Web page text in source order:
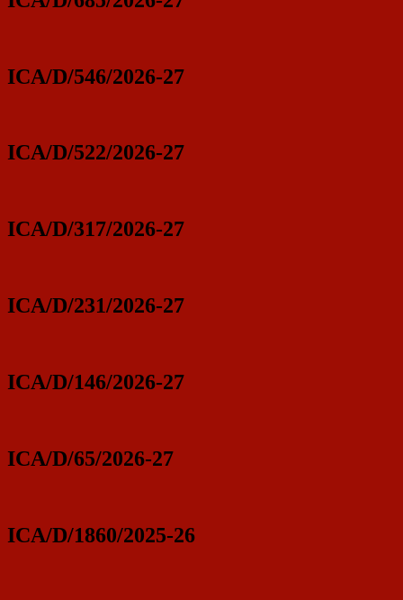
ICA/D/546/2026-27
ICA/D/522/2026-27
ICA/D/317/2026-27
ICA/D/231/2026-27
ICA/D/146/2026-27
ICA/D/65/2026-27
ICA/D/1860/2025-26